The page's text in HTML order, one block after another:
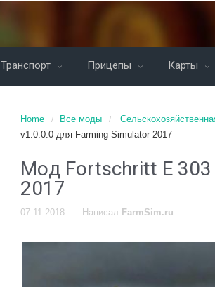
Транспорт Прицепы Карты
Home Все моды
v1.0.0.0 для Farming Simulator 2017
Moд Fortschritt E
2017
07.11.2018 Написал FarmSim.ru